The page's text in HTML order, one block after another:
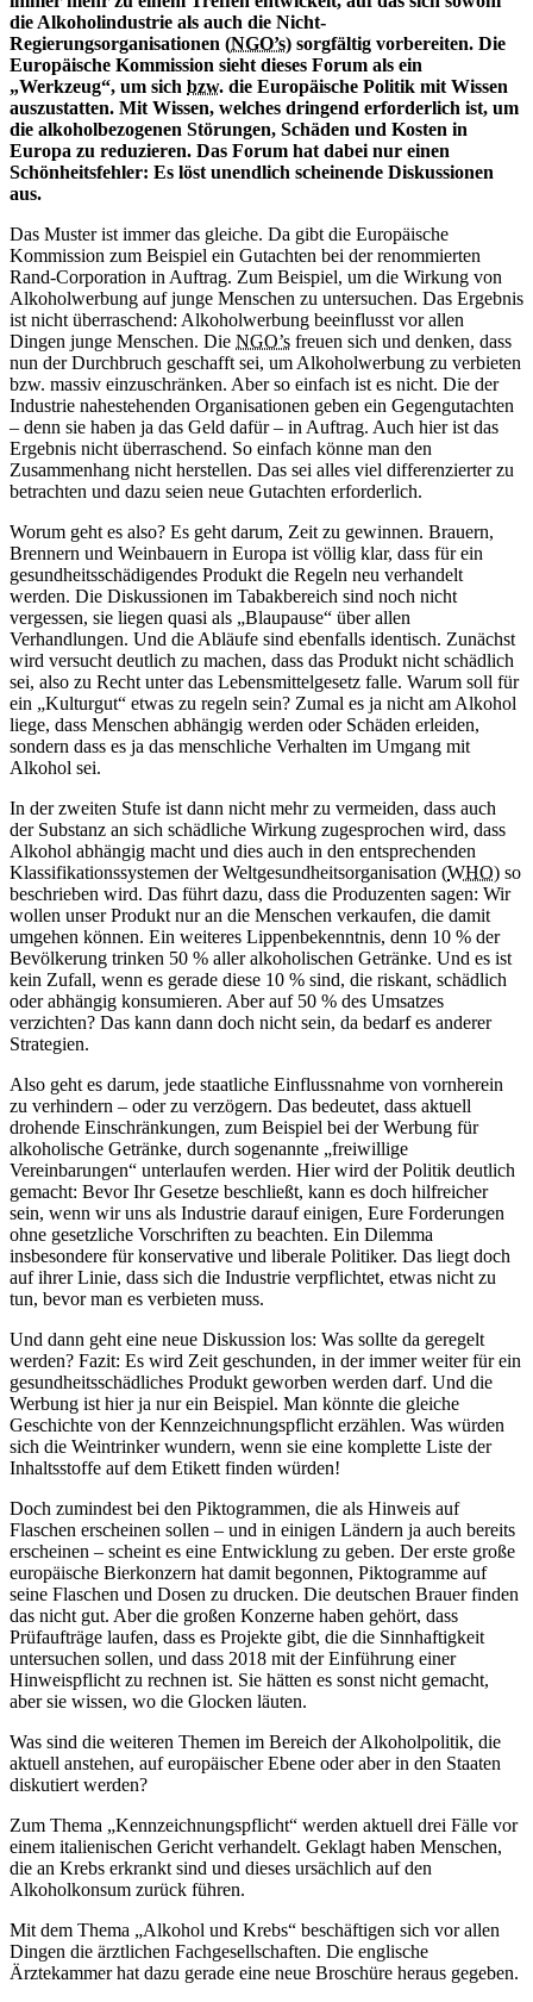
die Alkoholindustrie als auch die Nicht-
Regierungsorganisationen (NGO’s) sorgfältig vorbereiten. Die
Europäische Kommission sieht dieses Forum als ein
„Werkzeug“, um sich bzw. die Europäische Politik mit Wissen
auszustatten. Mit Wissen, welches dringend erforderlich ist, um
die alkoholbezogenen Störungen, Schäden und Kosten in
Europa zu reduzieren. Das Forum hat dabei nur einen
Schönheitsfehler: Es löst unendlich scheinende Diskussionen
aus.
Das Muster ist immer das gleiche. Da gibt die Europäische
Kommission zum Beispiel ein Gutachten bei der renommierten
Rand-Corporation in Auftrag. Zum Beispiel, um die Wirkung von
Alkoholwerbung auf junge Menschen zu untersuchen. Das Ergebnis
ist nicht überraschend: Alkoholwerbung beeinflusst vor allen
Dingen junge Menschen. Die NGO’s freuen sich und denken, dass
nun der Durchbruch geschafft sei, um Alkoholwerbung zu verbieten
bzw. massiv einzuschränken. Aber so einfach ist es nicht. Die der
Industrie nahestehenden Organisationen geben ein Gegengutachten
– denn sie haben ja das Geld dafür – in Auftrag. Auch hier ist das
Ergebnis nicht überraschend. So einfach könne man den
Zusammenhang nicht herstellen. Das sei alles viel differenzierter zu
betrachten und dazu seien neue Gutachten erforderlich.
Worum geht es also? Es geht darum, Zeit zu gewinnen. Brauern,
Brennern und Weinbauern in Europa ist völlig klar, dass für ein
gesundheitsschädigendes Produkt die Regeln neu verhandelt
werden. Die Diskussionen im Tabakbereich sind noch nicht
vergessen, sie liegen quasi als „Blaupause“ über allen
Verhandlungen. Und die Abläufe sind ebenfalls identisch. Zunächst
wird versucht deutlich zu machen, dass das Produkt nicht schädlich
sei, also zu Recht unter das Lebensmittelgesetz falle. Warum soll für
ein „Kulturgut“ etwas zu regeln sein? Zumal es ja nicht am Alkohol
liege, dass Menschen abhängig werden oder Schäden erleiden,
sondern dass es ja das menschliche Verhalten im Umgang mit
Alkohol sei.
In der zweiten Stufe ist dann nicht mehr zu vermeiden, dass auch
der Substanz an sich schädliche Wirkung zugesprochen wird, dass
Alkohol abhängig macht und dies auch in den entsprechenden
Klassifikationssystemen der Weltgesundheitsorganisation (WHO) so
beschrieben wird. Das führt dazu, dass die Produzenten sagen: Wir
wollen unser Produkt nur an die Menschen verkaufen, die damit
umgehen können. Ein weiteres Lippenbekenntnis, denn 10 % der
Bevölkerung trinken 50 % aller alkoholischen Getränke. Und es ist
kein Zufall, wenn es gerade diese 10 % sind, die riskant, schädlich
oder abhängig konsumieren. Aber auf 50 % des Umsatzes
verzichten? Das kann dann doch nicht sein, da bedarf es anderer
Strategien.
Also geht es darum, jede staatliche Einflussnahme von vornherein
zu verhindern – oder zu verzögern. Das bedeutet, dass aktuell
drohende Einschränkungen, zum Beispiel bei der Werbung für
alkoholische Getränke, durch sogenannte „freiwillige
Vereinbarungen“ unterlaufen werden. Hier wird der Politik deutlich
gemacht: Bevor Ihr Gesetze beschließt, kann es doch hilfreicher
sein, wenn wir uns als Industrie darauf einigen, Eure Forderungen
ohne gesetzliche Vorschriften zu beachten. Ein Dilemma
insbesondere für konservative und liberale Politiker. Das liegt doch
auf ihrer Linie, dass sich die Industrie verpflichtet, etwas nicht zu
tun, bevor man es verbieten muss.
Und dann geht eine neue Diskussion los: Was sollte da geregelt
werden? Fazit: Es wird Zeit geschunden, in der immer weiter für ein
gesundheitsschädliches Produkt geworben werden darf. Und die
Werbung ist hier ja nur ein Beispiel. Man könnte die gleiche
Geschichte von der Kennzeichnungspflicht erzählen. Was würden
sich die Weintrinker wundern, wenn sie eine komplette Liste der
Inhaltsstoffe auf dem Etikett finden würden!
Doch zumindest bei den Piktogrammen, die als Hinweis auf
Flaschen erscheinen sollen – und in einigen Ländern ja auch bereits
erscheinen – scheint es eine Entwicklung zu geben. Der erste große
europäische Bierkonzern hat damit begonnen, Piktogramme auf
seine Flaschen und Dosen zu drucken. Die deutschen Brauer finden
das nicht gut. Aber die großen Konzerne haben gehört, dass
Prüfaufträge laufen, dass es Projekte gibt, die die Sinnhaftigkeit
untersuchen sollen, und dass 2018 mit der Einführung einer
Hinweispflicht zu rechnen ist. Sie hätten es sonst nicht gemacht,
aber sie wissen, wo die Glocken läuten.
Was sind die weiteren Themen im Bereich der Alkoholpolitik, die
aktuell anstehen, auf europäischer Ebene oder aber in den Staaten
diskutiert werden?
Zum Thema „Kennzeichnungspflicht“ werden aktuell drei Fälle vor
einem italienischen Gericht verhandelt. Geklagt haben Menschen,
die an Krebs erkrankt sind und dieses ursächlich auf den
Alkoholkonsum zurück führen.
Mit dem Thema „Alkohol und Krebs“ beschäftigen sich vor allen
Dingen die ärztlichen Fachgesellschaften. Die englische
Ärztekammer hat dazu gerade eine neue Broschüre heraus gegeben.